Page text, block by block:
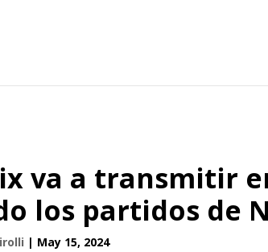
va a transmitir
los partidos de
| May 15, 2024